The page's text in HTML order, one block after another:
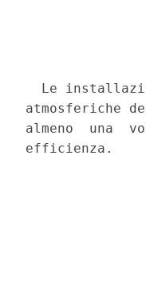
Le
atmosferiche
almeno  una